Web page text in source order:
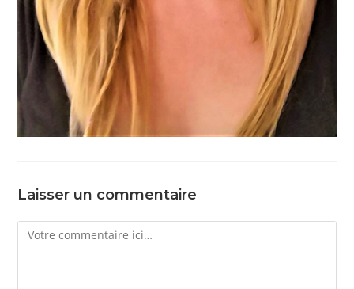
Laisser un commentaire
Comment